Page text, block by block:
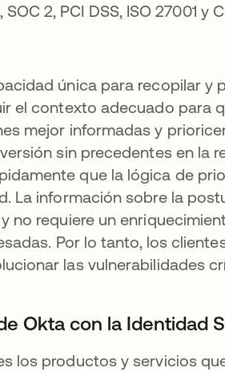
2, PCI DSS, ISO 27001 y
única para recopilar y
el contexto adecuado para
mejor informadas y
sin precedentes en la
que la lógica de
La información sobre la
requiere un
Por lo tanto, los
las vulnerabilidades
Okta con la Identidad
los productos y servicios